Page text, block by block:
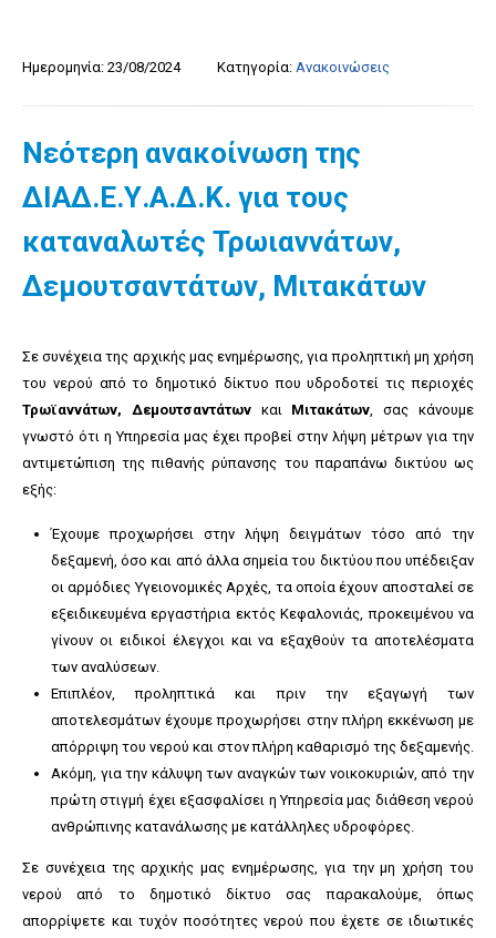
Ημερομηνία: 23/08/2024 Κατηγορία: Ανακοινώσεις
Νεότερη ανακοίνωση της
ΔΙΑΔ.Ε.Υ.Α.Δ.Κ. για τους
καταναλωτές Τρωιαννάτων,
Δεμουτσαντάτων, Μιτακάτων
Σε συνέχεια της αρχικής μας ενημέρωσης, για προληπτική μη χρήση
του νερού από το δημοτικό δίκτυο που υδροδοτεί τις περιοχές
Τρωϊαννάτων, Δεμουτσαντάτωνκαι Μιτακάτων, σας κάνουμε
γνωστό ότι η Υπηρεσία μας έχει προβεί στην λήψη μέτρων για την
αντιμετώπιση της πιθανής ρύπανσης του παραπάνω δικτύου ως
εξής:
Έχουμε προχωρήσει στην λήψη δειγμάτων τόσο από την
δεξαμενή, όσο και από άλλα σημεία του δικτύου που υπέδειξαν
οι αρμόδιες Υγειονομικές Αρχές, τα οποία έχουν αποσταλεί σε
εξειδικευμένα εργαστήρια εκτός Κεφαλονιάς, προκειμένου να
γίνουν οι ειδικοί έλεγχοι και να εξαχθούν τα αποτελέσματα
των αναλύσεων.
Επιπλέον, προληπτικά και πριν την εξαγωγή των
αποτελεσμάτων έχουμε προχωρήσει στην πλήρη εκκένωση με
απόρριψη του νερού και στον πλήρη καθαρισμό της δεξαμενής.
Ακόμη, για την κάλυψη των αναγκών των νοικοκυριών, από την
πρώτη στιγμή έχει εξασφαλίσει η Υπηρεσία μας διάθεση νερού
ανθρώπινης κατανάλωσης με κατάλληλες υδροφόρες.
Σε συνέχεια της αρχικής μας ενημέρωσης, για την μη χρήση του
νερού από το δημοτικό δίκτυο σας παρακαλούμε, όπως
απορρίψετε και τυχόν ποσότητες νερού που έχετε σε ιδιωτικές